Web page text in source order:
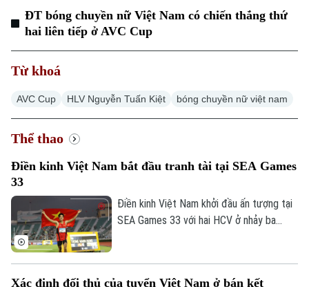
ĐT bóng chuyền nữ Việt Nam có chiến thắng thứ
hai liên tiếp ở AVC Cup
Từ khoá
AVC Cup HLV Nguyễn Tuấn Kiệt bóng chuyền nữ việt nam
Thể thao
Điền kinh Việt Nam bắt đầu tranh tài tại SEA Games
33
Điền kinh Việt Nam khởi đầu ấn tượng tại
SEA Games 33 với hai HCV ở nhảy ba
Xác định đối thủ của tuyển Việt Nam ở bán kết